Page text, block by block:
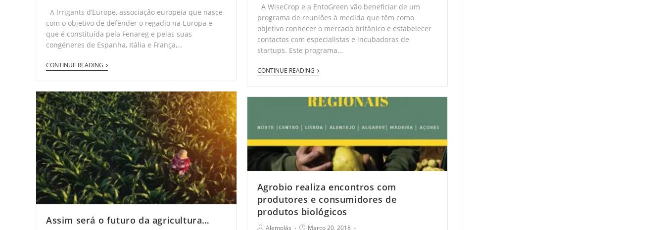
A Irrigants d’Europe, associação europeia que nasce
com o objetivo de defender o regadio na Europa e
que é constituída pela Fenareg e pelas suas
congéneres de Espanha, Itália e França,…
CONTINUE READING
A WiseCrop e a EntoGreen vão beneficiar de um
programa de reuniões à medida que têm como
objetivo conhecer o mercado britânico e estabelecer
contactos com especialistas e incubadoras de
startups. Este programa…
CONTINUE READING
Assim será o futuro da agricultura…
Agrobio realiza encontros com
produtores e consumidores de
produtos biológicos
Alemplás Março 20, 2018